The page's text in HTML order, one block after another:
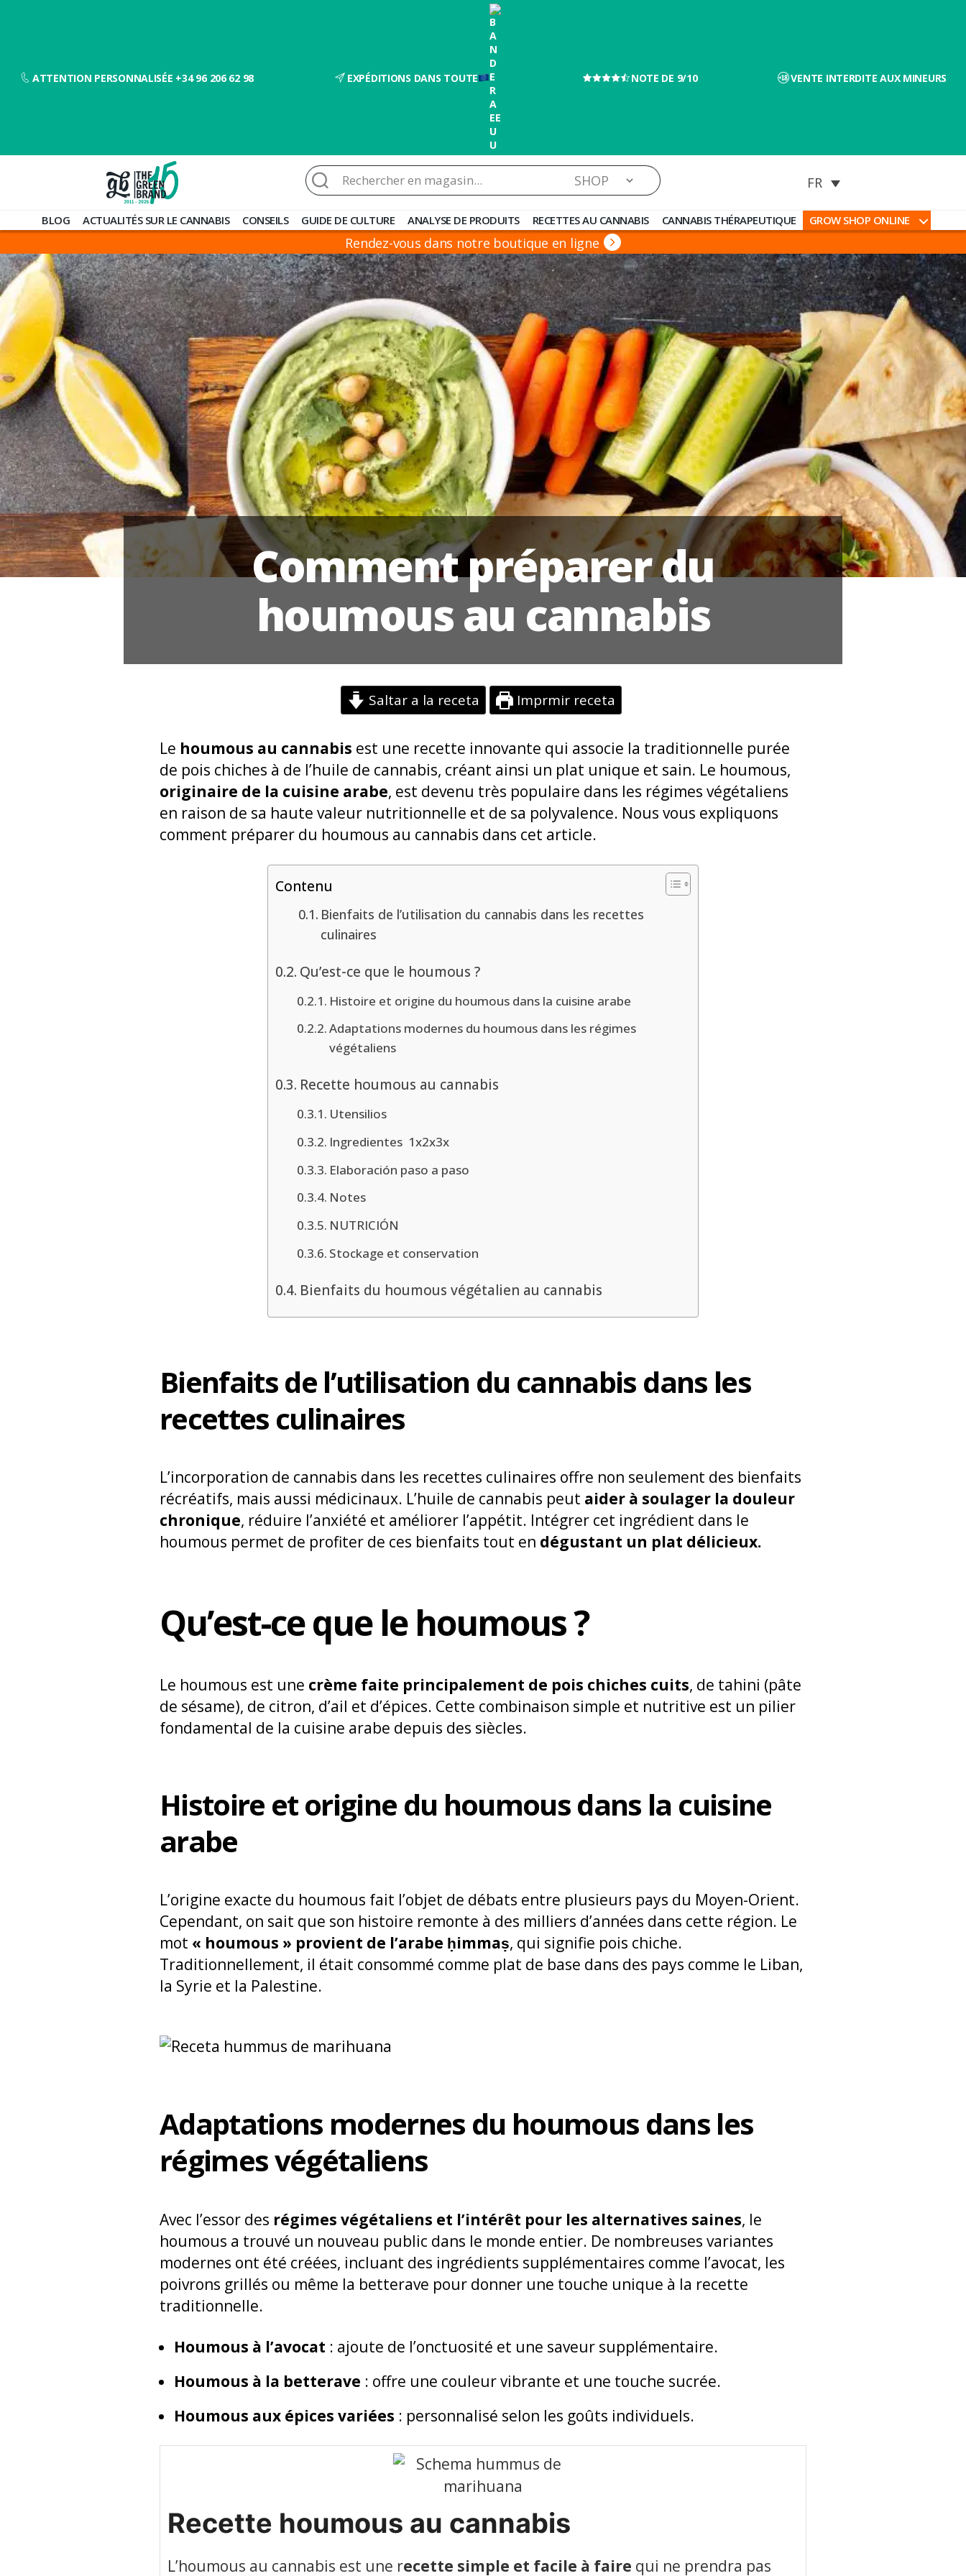
ATTENTION PERSONNALISÉE +34 96 206 62 98 EXPÉDITIONS DANS TOUTE NOTE DE 9/10 VENTE INTERDITE AUX MINEURS
Blog
de
Barato
Rechercher :
BLOG ACTUALITÉS SUR LE CANNABIS CONSEILS GUIDE DE CULTURE ANALYSE DE PRODUITS RECETTES AU CANNABIS CANNABIS THÉRAPEUTIQUE GROW SHOP ONLINE
Rendez-vous dans notre boutique en ligne
Comment préparer du
houmous au cannabis
Saltar a la receta Imprmir receta
Le houmous au cannabis est une recette innovante qui associe la traditionnelle purée
de pois chiches à de l’huile de cannabis, créant ainsi un plat unique et sain. Le houmous,
originaire de la cuisine arabe, est devenu très populaire dans les régimes végétaliens
en raison de sa haute valeur nutritionnelle et de sa polyvalence. Nous vous expliquons
comment préparer du houmous au cannabis dans cet article.
Contenu
Bienfaits de l’utilisation du cannabis dans les recettes
culinaires
Qu’est-ce que le houmous ?
Histoire et origine du houmous dans la cuisine arabe
Adaptations modernes du houmous dans les régimes
végétaliens
Recette houmous au cannabis
Utensilios
Ingredientes 1x2x3x
Elaboración paso a paso
Notes
NUTRICIÓN
Stockage et conservation
Bienfaits du houmous végétalien au cannabis
Bienfaits de l’utilisation du cannabis dans les
recettes culinaires
L’incorporation de cannabis dans les recettes culinaires offre non seulement des bienfaits
récréatifs, mais aussi médicinaux. L’huile de cannabis peut aider à soulager la douleur
chronique, réduire l’anxiété et améliorer l’appétit. Intégrer cet ingrédient dans le
houmous permet de profiter de ces bienfaits tout en dégustant un plat délicieux.
Qu’est-ce que le houmous ?
Le houmous est une crème faite principalement de pois chiches cuits, de tahini (pâte
de sésame), de citron, d’ail et d’épices. Cette combinaison simple et nutritive est un pilier
fondamental de la cuisine arabe depuis des siècles.
Histoire et origine du houmous dans la cuisine
arabe
L’origine exacte du houmous fait l’objet de débats entre plusieurs pays du Moyen-Orient.
Cependant, on sait que son histoire remonte à des milliers d’années dans cette région. Le
mot « houmous » provient de l’arabe ḥimmaṣ, qui signifie pois chiche.
Traditionnellement, il était consommé comme plat de base dans des pays comme le Liban,
la Syrie et la Palestine.
Adaptations modernes du houmous dans les
régimes végétaliens
Avec l’essor des régimes végétaliens et l’intérêt pour les alternatives saines, le
houmous a trouvé un nouveau public dans le monde entier. De nombreuses variantes
modernes ont été créées, incluant des ingrédients supplémentaires comme l’avocat, les
poivrons grillés ou même la betterave pour donner une touche unique à la recette
traditionnelle.
Houmous à l’avocat : ajoute de l’onctuosité et une saveur supplémentaire.
Houmous à la betterave : offre une couleur vibrante et une touche sucrée.
Houmous aux épices variées : personnalisé selon les goûts individuels.
Recette houmous au cannabis
L’houmous au cannabis est une recette simple et facile à faire qui ne prendra pas